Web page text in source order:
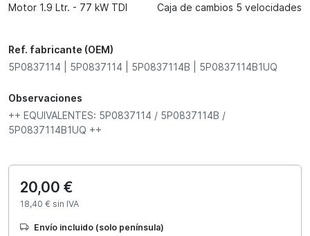
Motor 1.9 Ltr. - 77 kW TDI
Caja de cambios 5 velocidades
Ref. fabricante (OEM)
5P0837114 | 5P0837114 | 5P0837114B | 5P0837114B1UQ
Observaciones
++ EQUIVALENTES: 5P0837114 / 5P0837114B /
5P0837114B1UQ ++
20,00 €
18,40 € sin IVA
Envío incluido (solo península)